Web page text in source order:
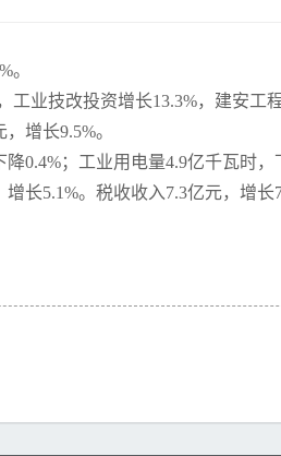
。
业技改投资增长13.3%，建安工程
增长9.5%。
0.4%；工业用电量4.9亿千瓦时，
长5.1%。税收收入7.3亿元，增长